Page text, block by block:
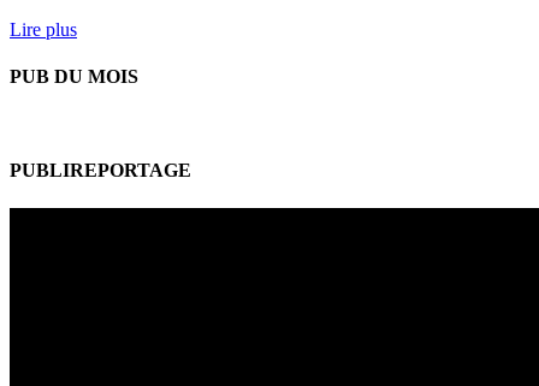
Lire plus
PUB DU MOIS
PUBLIREPORTAGE